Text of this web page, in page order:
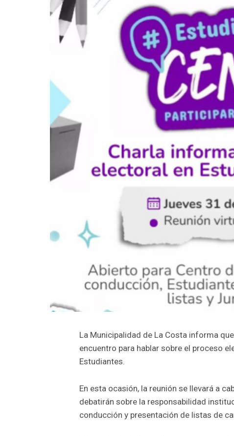
La Municipalidad de La Costa informa
encuentro para hablar sobre el proceso
Estudiantes.
En esta ocasión, la reunión se llevará a
debatirán sobre la responsabilidad
conducción y presentación de listas de